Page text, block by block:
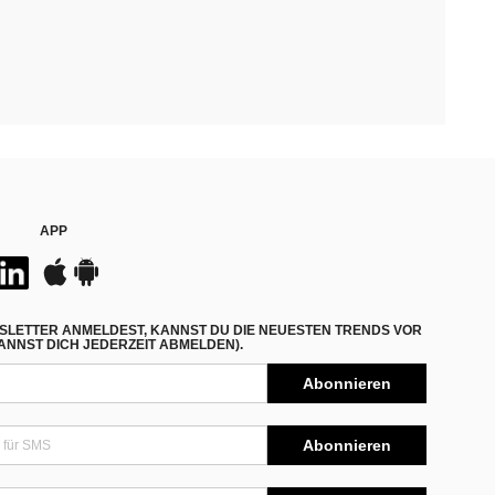
APP
ANMELDEST, KANNST DU DIE NEUESTEN TRENDS VOR
DICH JEDERZEIT ABMELDEN).
Abonnieren
Abonnieren